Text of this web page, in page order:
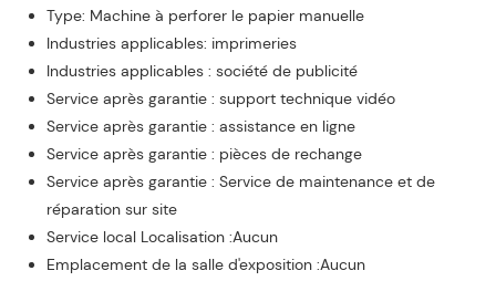
Type: Machine à perforer le papier manuelle
Industries applicables: imprimeries
Industries applicables : société de publicité
Service après garantie : support technique vidéo
Service après garantie : assistance en ligne
Service après garantie : pièces de rechange
Service après garantie : Service de maintenance et de
réparation sur site
Service local Localisation :Aucun
Emplacement de la salle d'exposition :Aucun